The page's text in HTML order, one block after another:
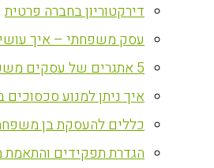
דירקטוריון בחברה פרטית
עסק משפחתי – איך
5 אתגרים של עסקים משפחתיים
איך ניתן למנוע
כללים להעסקת בן
הגדרת תפקידים והתאמת